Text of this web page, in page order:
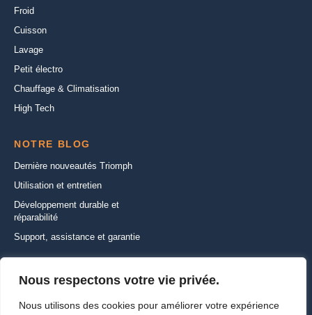
Nous respectons votre vie privée.
Nous utilisons des cookies pour améliorer votre expérience
Froid
Cuisson
Lavage
Petit électro
Chauffage & Climatisation
High Tech
NOTRE BLOG
Dernière nouveautés Triomph
Utilisation et entretien
Développement durable et
réparabilité
Support, assistance et garantie
95470 SAINT WITZ